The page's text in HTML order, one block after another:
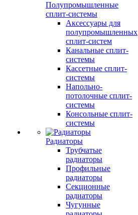
Полупромышленные
сплит-системы
Аксессуары для
полупромышленных
сплит-систем
Канальные сплит-
системы
Кассетные сплит-
системы
Напольно-
потолочные сплит-
системы
Консольные сплит-
системы
Радиаторы
Трубчатые
радиаторы
Профильные
радиаторы
Секционные
радиаторы
Чугунные